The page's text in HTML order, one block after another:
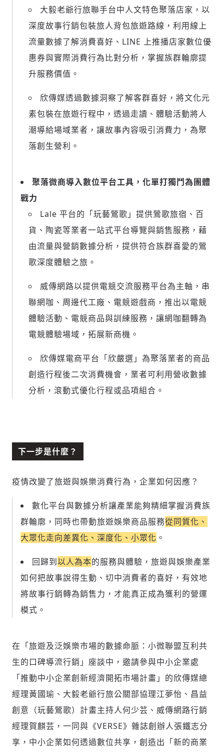
大毅老爺行旅聯手台中人文特色聚落店家，以
深度故事行銷包裝旅人背包旅遊路線，利用線上
流量數據了解消費喜好、LINE 上推播店家數位優
惠券與實際消費行為比對分析，掌握族群輪廓提
升服務價值。
欣傳媒透過數據洞察了解客群喜好，將文化元
素包裝在旅遊行程中，透過走讀、體驗活動將人
潮導給場域業者，讓故事內容吸引消費力，為聚
落創生營利。
聚落微商導入數位平台工具，化單打獨鬥為團體
戰力
Lale 平台的「玩藝鶯歌」提供鶯歌旅宿、百
貨、陶瓷等業者一站式平台導覽與銷售服務，藉
由流量與營銷數據分析，提供符合族群喜愛的鶯
歌深度體驗之旅。
威傳網路以提供電競交流服務平台為主軸，串
聯網咖、周邊代工廠、電競遊戲商，推出以電競
體驗活動、電競商品與訓練服務，讓網咖翻轉為
電競體驗場域，拓展新商機。
欣傳媒電商平台「欣嚴選」為聚落業者的商品
創造行程後二次消費機會，業者可利用營收數據
分析，滾動式優化行程或品項組合。
下一步是什麼？
疫情改變了旅遊與娛樂消費行為，企業如何因應？
數化平台與數據分析讓產業能夠精細掌握消費族
群輪廓，同時也帶動旅遊娛樂商品服務從同質化、
大眾化走向差異化、深度化、小眾化 。
回歸到以人為本的服務與體驗，旅遊與娛樂產業
如何把故事說得生動、切中消費者的喜好，有效地
將故事行銷轉為銷售力，才能真正成為獲利的營運
模式。
在「旅遊及泛娛樂市場的數據命脈：小微聯盟互利共
生的口碑導流行銷」座談中，邀請參與中小企業處
「推動中小企業創新經濟開拓市場計畫」的欣傳媒總
經理黃國瑜、大毅老爺行旅公關部協理江夢怡、昌益
創意（玩藝鶯歌）計畫主持人何少芸、威傳網路行銷
經理賀麒芸，一同與《VERSE》雜誌創辦人張鐵志分
享，中小企業如何透過數位共享，創造出「新的商業